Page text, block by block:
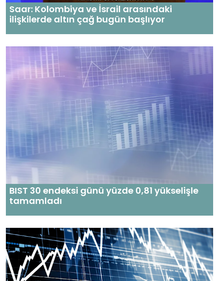
Saar: Kolombiya ve İsrail arasındaki
ilişkilerde altın çağ bugün başlıyor
BIST 30 endeksi günü yüzde 0,81 yükselişle
tamamladı